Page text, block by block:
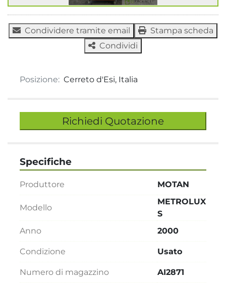
Condividere tramite email
Stampa scheda
Condividi
Posizione: Cerreto d'Esi, Italia
Richiedi Quotazione
Specifiche
Produttore MOTAN
Modello
METROLUX
S
Anno
2000
Condizione Usato
Numero di magazzino AI2871